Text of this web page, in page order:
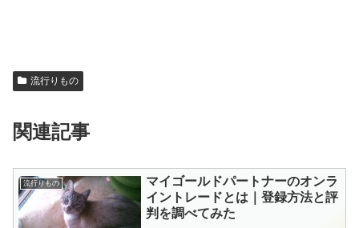
流行りもの
関連記事
流行りもの
マイゴールドパートナーのオンラ
イントレードとは｜登録方法と評
判を調べてみた